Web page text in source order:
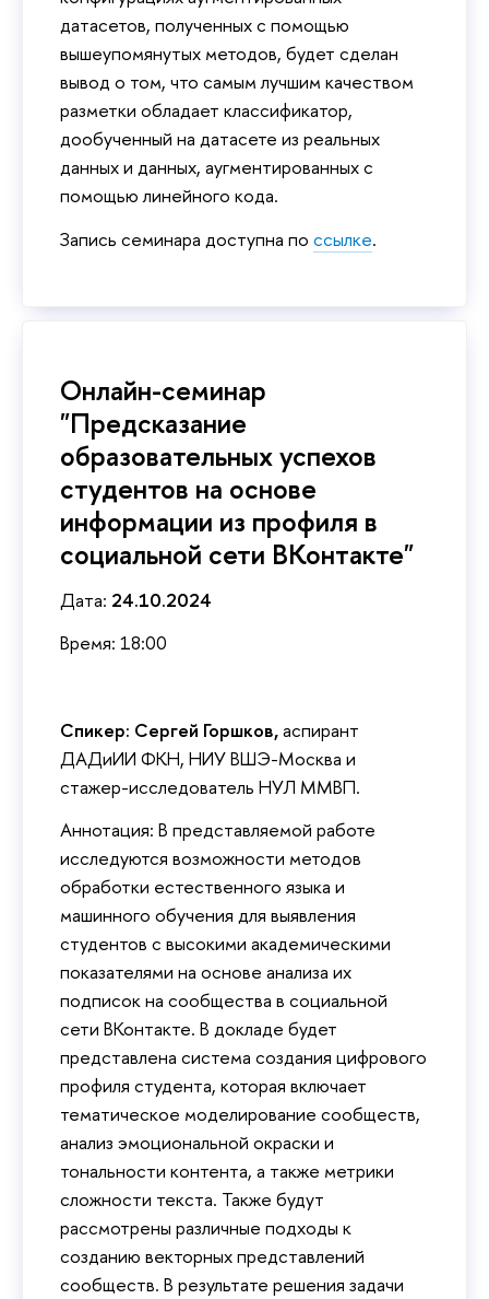
датасетов, полученных с помощью
вышеупомянутых методов, будет сделан
вывод о том, что самым лучшим качеством
разметки обладает классификатор,
дообученный на датасете из реальных
данных и данных, аугментированных с
помощью линейного кода.
Запись семинара доступна по ссылке.
Онлайн-семинар
"Предсказание
образовательных успехов
студентов на основе
информации из профиля в
социальной сети ВКонтакте"
Дата: 24.10.2024
Время: 18:00
Спикер: Сергей Горшков,аспирант
ДАДиИИ ФКН, НИУ ВШЭ-Москва и
стажер-исследователь НУЛ ММВП.
Аннотация: В представляемой работе
исследуются возможности методов
обработки естественного языка и
машинного обучения для выявления
студентов с высокими академическими
показателями на основе анализа их
подписок на сообщества в социальной
сети ВКонтакте. В докладе будет
представлена система создания цифрового
профиля студента, которая включает
тематическое моделирование сообществ,
анализ эмоциональной окраски и
тональности контента, а также метрики
сложности текста. Также будут
рассмотрены различные подходы к
созданию векторных представлений
сообществ. В результате решения задачи